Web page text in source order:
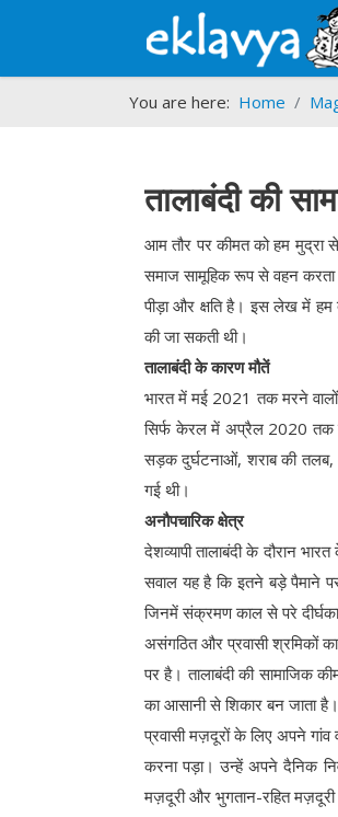
You are here: Home
तालाबंदी की
आम तौर पर कीमत को हम मुद्रा
समाज सामूहिक रूप से वहन करता
पीड़ा और क्षति है। इस लेख में हम
की जा सकती थी।
तालाबंदी के कारण मौतें
भारत में मई 2021 तक मरने
सिर्फ केरल में अप्रैल 2020 तक
सड़क दुर्घटनाओं, शराब की तलब,
गई थी।
अनौपचारिक क्षेत्र
देशव्यापी तालाबंदी के दौरान
सवाल यह है कि इतने बड़े पैमाने
जिनमें संक्रमण काल से परे
असंगठित और प्रवासी श्रमिकों
पर है। तालाबंदी की सामाजिक
का आसानी से शिकार बन जाता है।
प्रवासी मज़दूरों के लिए अपने
करना पड़ा। उन्हें अपने दैनिक
मज़दूरी और भुगतान-रहित